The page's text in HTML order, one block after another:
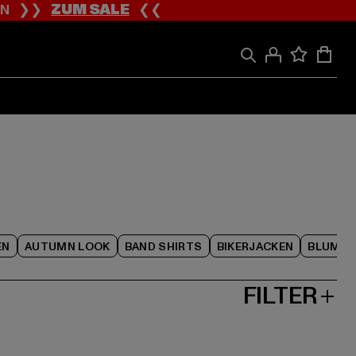
❯❯ZUM SALE❮❮
AUTUMN LOOK BAND SHIRTS BIKERJACKEN
FILTER